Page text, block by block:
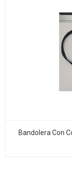
Bandolera Con